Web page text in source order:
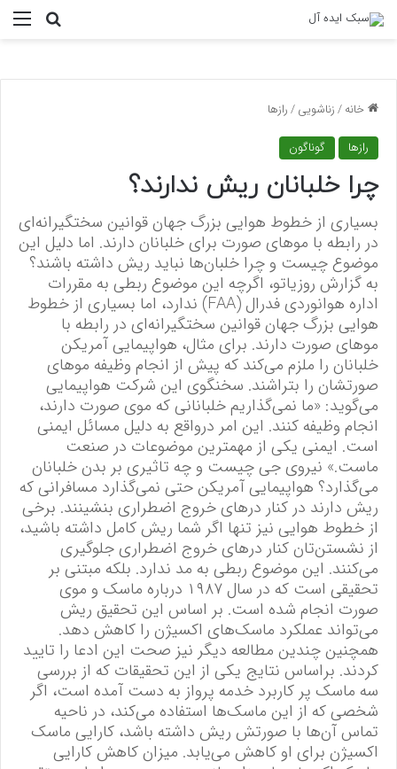
خانه/زناشویی/رازها
رازها گوناگون
چرا خلبانان ریش ندارند؟
بسیاری از خطوط هوایی بزرگ جهان قوانین سختگیرانه‌ای
در رابطه با مو‌های صورت برای خلبانان دارند. اما دلیل این
موضوع چیست و چرا خلبان‌ها نباید ریش داشته باشند؟
به گزارش روزیاتو، اگرچه این موضوع ربطی به مقررات
اداره هوانوردی فدرال (FAA) ندارد، اما بسیاری از خطوط
هوایی بزرگ جهان قوانین سختگیرانه‌ای در رابطه با
مو‌های صورت دارند. برای مثال، هواپیمایی آمریکن
خلبانان را ملزم می‌کند که پیش از انجام وظیفه مو‌های
صورتشان را بتراشند. سخنگوی این شرکت هواپیمایی
می‌گوید: «ما نمی‌گذاریم خلبانانی که موی صورت دارند،
انجام وظیفه کنند. این امر درواقع به دلیل مسائل ایمنی
است. ایمنی یکی از مهمترین موضوعات در صنعت
ماست.» نیروی جی چیست و چه تاثیری بر بدن خلبانان
می‌گذارد؟ هواپیمایی آمریکن حتی نمی‌گذارد مسافرانی که
ریش دارند در کنار در‌های خروج اضطراری بنشینند. برخی
از خطوط هوایی نیز تنها اگر شما ریش کامل داشته باشید،
از نشستن‌تان کنار در‌های خروج اضطراری جلوگیری
می‌کنند. این موضوع ربطی به مد ندارد. بلکه مبتنی بر
تحقیقی است که در سال ۱۹۸۷ درباره ماسک و موی
صورت انجام شده است. بر اساس این تحقیق ریش
می‌تواند عملکرد ماسک‌های اکسیژن را کاهش دهد.
همچنین چندین مطالعه دیگر نیز صحت این ادعا را تایید
کردند. براساس نتایج یکی از این تحقیقات که از بررسی
سه ماسک پر کاربرد خدمه پرواز به دست آمده است، اگر
شخصی که از این ماسک‌ها استفاده می‌کند، در ناحیه
تماس آن‌ها با صورتش ریش داشته باشد، کارایی ماسک
اکسیژن برای او کاهش می‌یابد. میزان کاهش کارایی